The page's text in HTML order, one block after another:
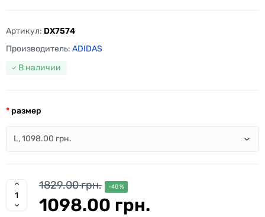
Артикул: DX7574
Производитель: ADIDAS
В наличии
размер
1829.00 грн. -40 %
1098.00 грн.